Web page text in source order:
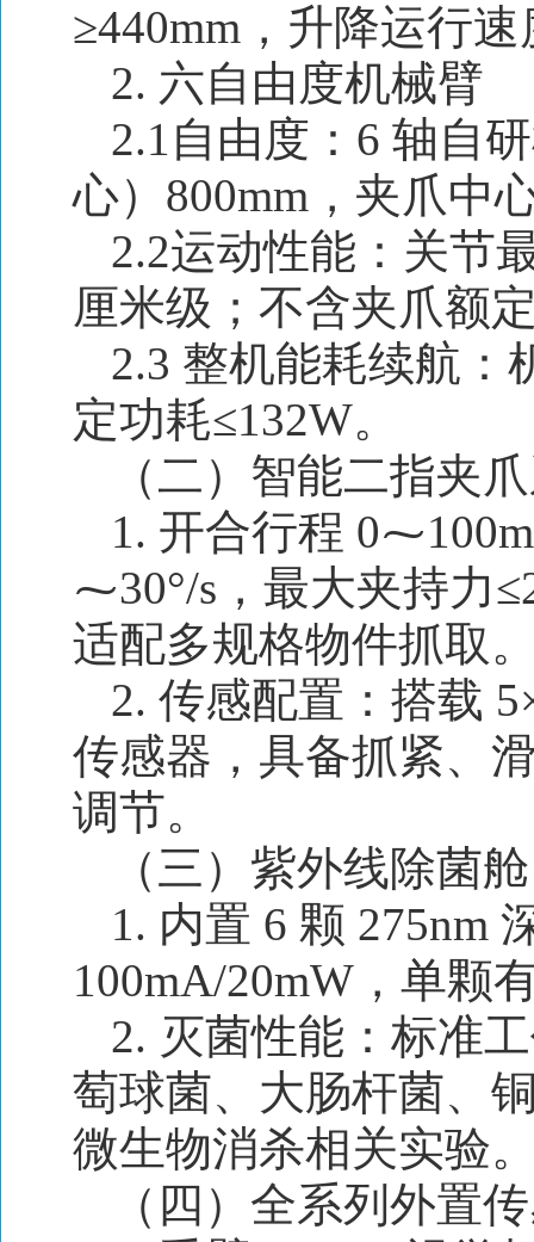
≥440mm，升降运行
2. 六自由度机械臂
2.1自由度：6 轴自
心）800mm，夹爪中
2.2运动性能：关节
厘米级；不含夹爪额
2.3 整机能耗续航：
定功耗≤132W。
（二）智能二指夹
1. 开合行程
⁓30°/s，最大夹持力
适配多规格物件抓取
2. 传感配置：搭载
传感器，具备抓紧、
调节。
（三）紫外线除菌舱
1. 内置 6 颗 275nm
100mA/20mW，单颗
2. 灭菌性能：标准
萄球菌、大肠杆菌、
微生物消杀相关实验
（四）全系列外置